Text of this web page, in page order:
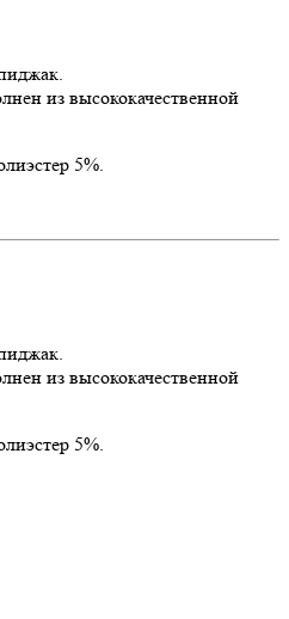
из высококачественной
5%.
из высококачественной
5%.